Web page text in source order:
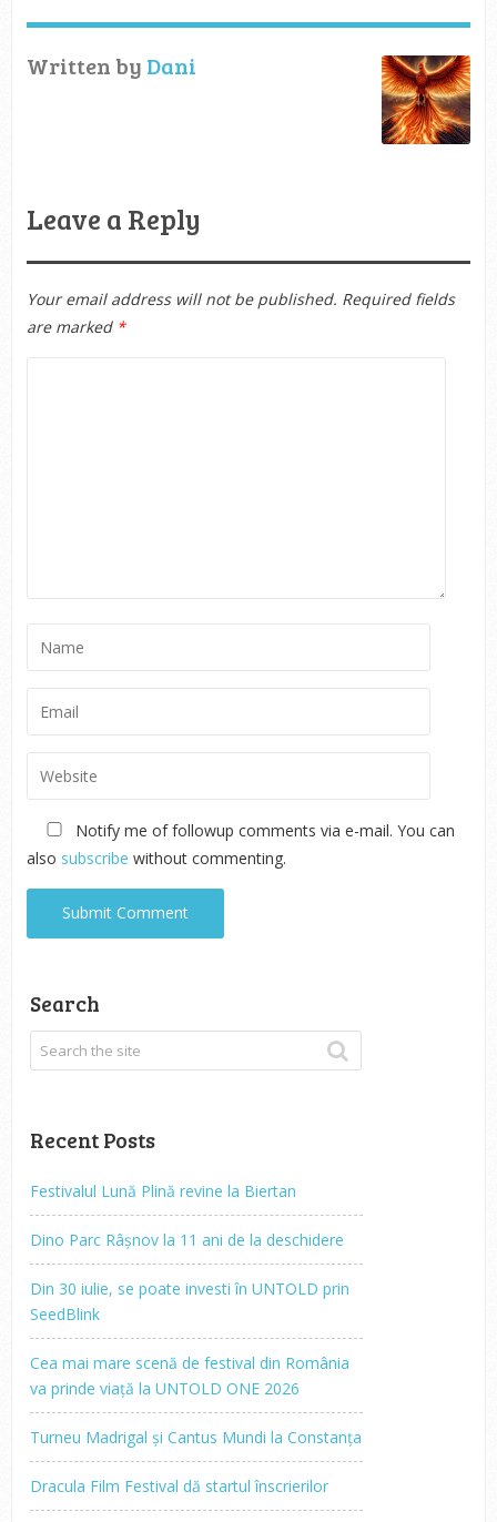
Written by Dani
Leave a Reply
Your email address will not be published. Required fields
are marked *
Notify me of followup comments via e-mail. You can
also subscribe without commenting.
Search
Recent Posts
Festivalul Lună Plină revine la Biertan
Dino Parc Râșnov la 11 ani de la deschidere
Din 30 iulie, se poate investi în UNTOLD prin
SeedBlink
Cea mai mare scenă de festival din România
va prinde viață la UNTOLD ONE 2026
Turneu Madrigal și Cantus Mundi la Constanța
Dracula Film Festival dă startul înscrierilor